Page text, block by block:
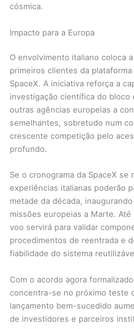
cósmica.
Impacto para a Europa
O envolvimento italiano coloca
primeiros clientes da
SpaceX. A iniciativa reforça a
investigação científica do bloco
outras agências europeias a
semelhantes, sobretudo num
crescente competição pelo
profundo.
Se o cronograma da SpaceX se
experiências italianas poderão
metade da década,
missões europeias a Marte. Até
voo servirá para validar
procedimentos de reentrada e
fiabilidade do sistema
Com o acordo agora
concentra-se no próximo teste
lançamento bem-sucedido
de investidores e parceiros